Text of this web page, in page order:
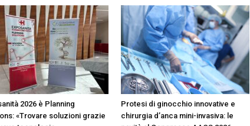
2026 è Planning
«Trovare soluzioni grazie
Protesi di ginocchio innovative e
chirurgia d’anca mini-invasiva: le